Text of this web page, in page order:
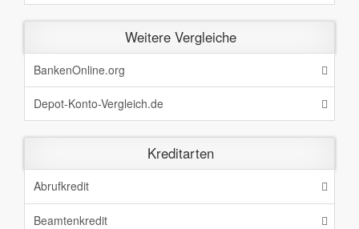
Weitere Vergleiche
BankenOnline.org
Depot-Konto-Vergleich.de
Kreditarten
Abrufkredit
Beamtenkredit